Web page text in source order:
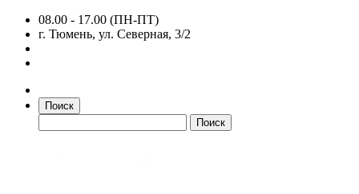
08.00 - 17.00 (ПН-ПТ)
г. Тюмень, ул. Северная, 3/2
Поиск